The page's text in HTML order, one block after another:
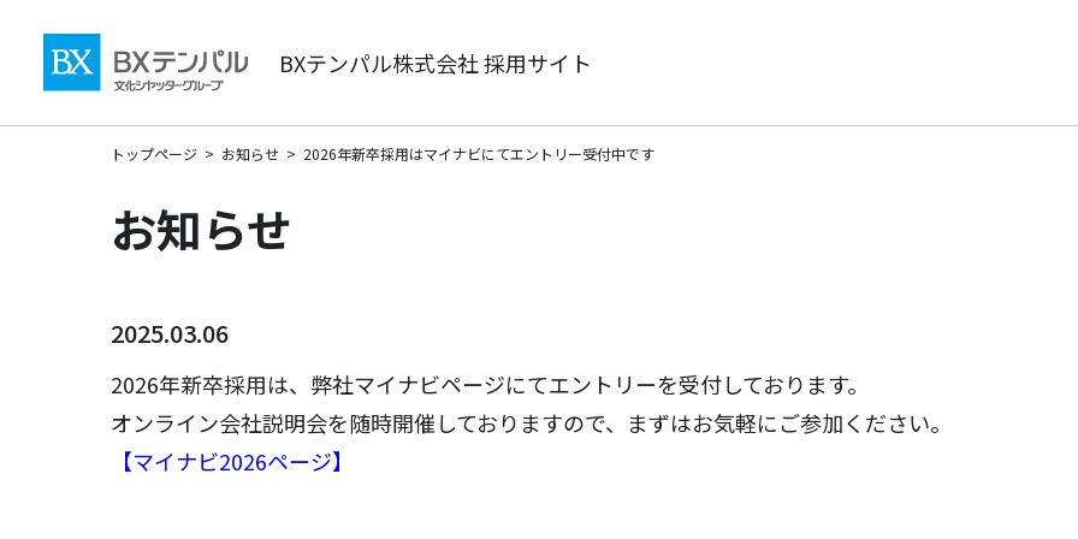
BXテンパル株式会社 採用サイト
トップページ お知らせ 2026年新卒採用はマイナビにてエントリー受付中です
お知らせ
2025.03.06
2026年新卒採用は、弊社マイナビページにてエントリーを受付しております。
オンライン会社説明会を随時開催しておりますので、まずはお気軽にご参加ください。
【マイナビ2026ページ】